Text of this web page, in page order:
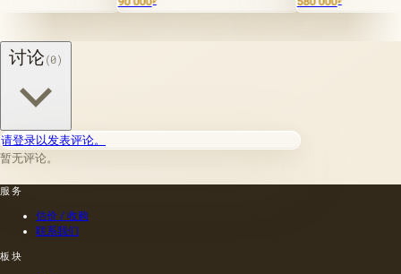
讨论(0)
请登录以发表评论。
暂无评论。
服务
估价 / 收购
联系我们
板块